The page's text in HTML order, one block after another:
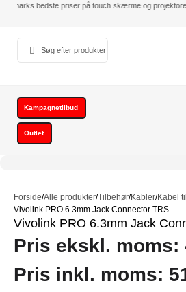
bedste priser på touch skærme og
Kampagnetilbud
Din
kurv
tom.
Subtotal
ekskl.
0,00
Outlet
Forside/Alle produkter/Tilbehør/Kabler/Kabel
Vivolink PRO 6.3mm Jack Connector TRS
Vivolink PRO 6.3mm Jack
Pris ekskl. moms:
Pris inkl. moms: